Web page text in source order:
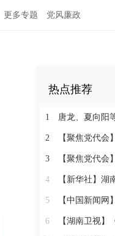
更多专题 党风廉政
热点推荐
1 唐龙、夏向阳等
2 【聚焦党代会】中国
3 【聚焦党代会
4 【新华社】湖南怀
5 【中国新闻网】湖南
6 【湖南卫视】《湖南新